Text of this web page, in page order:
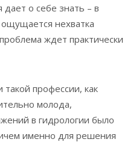
о себе знать – в
нехватка
ждет практически
профессии, как
молода,
в гидрологии было
именно для решения